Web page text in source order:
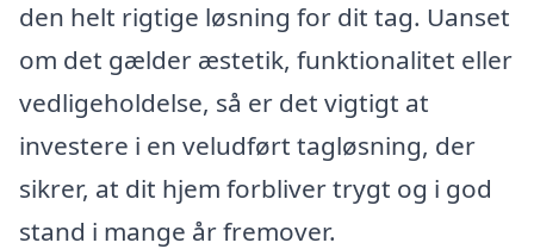
den helt rigtige løsning for dit tag. Uanset
om det gælder æstetik, funktionalitet eller
vedligeholdelse, så er det vigtigt at
investere i en veludført tagløsning, der
sikrer, at dit hjem forbliver trygt og i god
stand i mange år fremover.